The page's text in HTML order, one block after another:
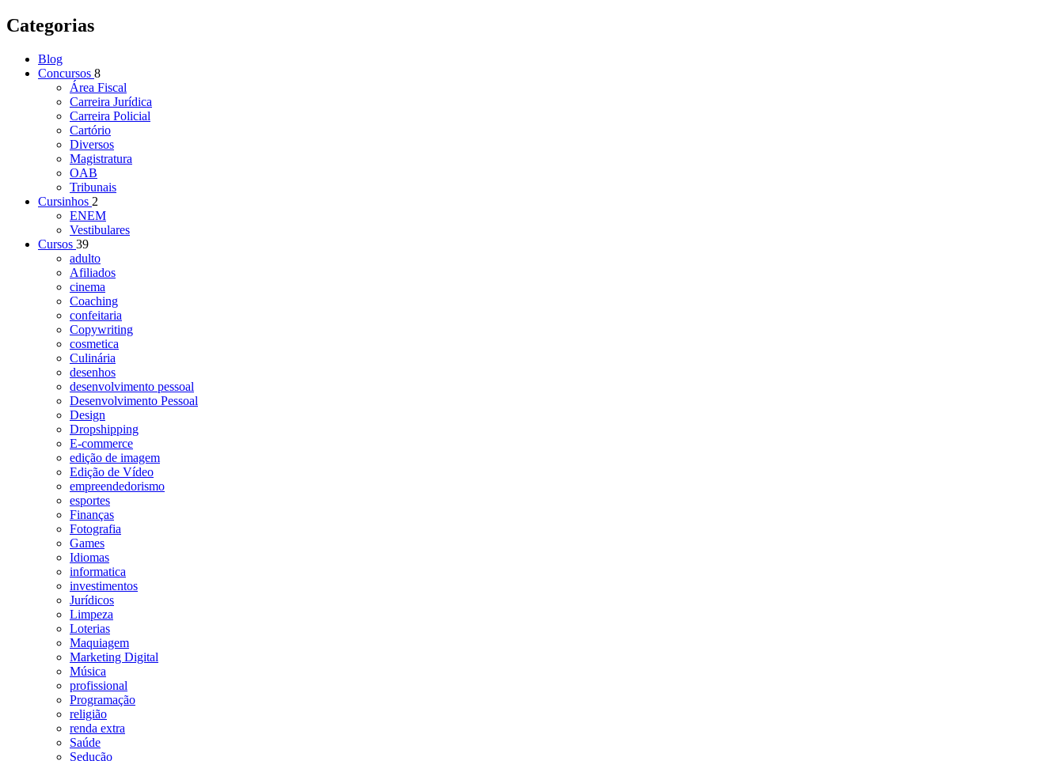
Categorias
Blog
Concursos 8
Área Fiscal
Carreira Jurídica
Carreira Policial
Cartório
Diversos
Magistratura
OAB
Tribunais
Cursinhos 2
ENEM
Vestibulares
Cursos 39
adulto
Afiliados
cinema
Coaching
confeitaria
Copywriting
cosmetica
Culinária
desenhos
desenvolvimento pessoal
Desenvolvimento Pessoal
Design
Dropshipping
E-commerce
edição de imagem
Edição de Vídeo
empreendedorismo
esportes
Finanças
Fotografia
Games
Idiomas
informatica
investimentos
Jurídicos
Limpeza
Loterias
Maquiagem
Marketing Digital
Música
profissional
Programação
religião
renda extra
Saúde
Sedução